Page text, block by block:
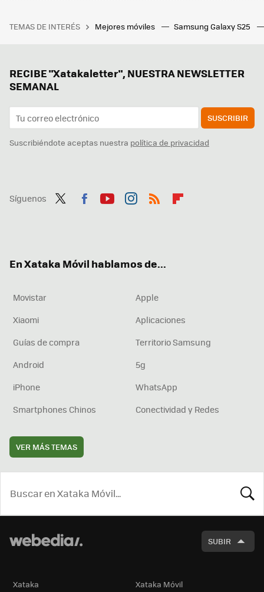
TEMAS DE INTERÉS Mejores móviles Samsung Galaxy S25
RECIBE "Xatakaletter", NUESTRA NEWSLETTER
SEMANAL
SUSCRIBIR
Suscribiéndote aceptas nuestra política de privacidad
Síguenos
En Xataka Móvil hablamos de...
Movistar
Apple
Xiaomi
Aplicaciones
Guías de compra
Territorio Samsung
Android
5g
iPhone
WhatsApp
Smartphones Chinos
Conectividad y Redes
VER MÁS TEMAS
SUBIR
Xataka Xataka Móvil